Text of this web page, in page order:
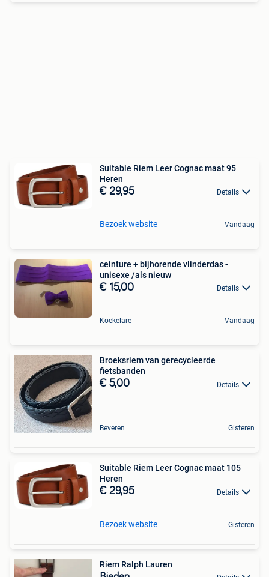
Suitable Riem Leer Cognac maat 95
Heren
€ 29,95 Details
Bezoek website Vandaag
ceinture + bijhorende vlinderdas -
unisexe /als nieuw
€ 15,00 Details
Koekelare Vandaag
Broeksriem van gerecycleerde
fietsbanden
€ 5,00 Details
Beveren Gisteren
Suitable Riem Leer Cognac maat 105
Heren
€ 29,95 Details
Bezoek website Gisteren
Riem Ralph Lauren